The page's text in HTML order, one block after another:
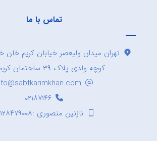
تماس با ما
تهران میدان ولیعصر خیابان کریم خان
کوچه ولدی پلاک ۳۹ ساختمان کریم خان
۰۲۱۸۷۱۴۶
نازنین منصوری :۰۹۱۲۸۴۷۹۰۰۸